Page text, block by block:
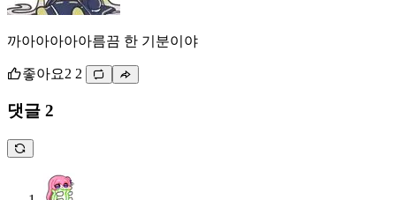
까아아아아아름끔 한 기분이야
좋아요2 2
댓글 2